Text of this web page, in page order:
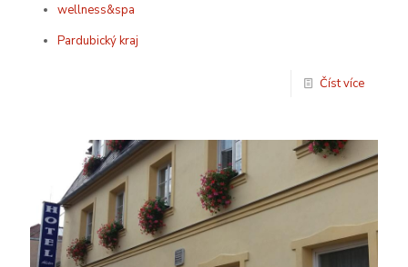
wellness&spa
Pardubický kraj
Číst více